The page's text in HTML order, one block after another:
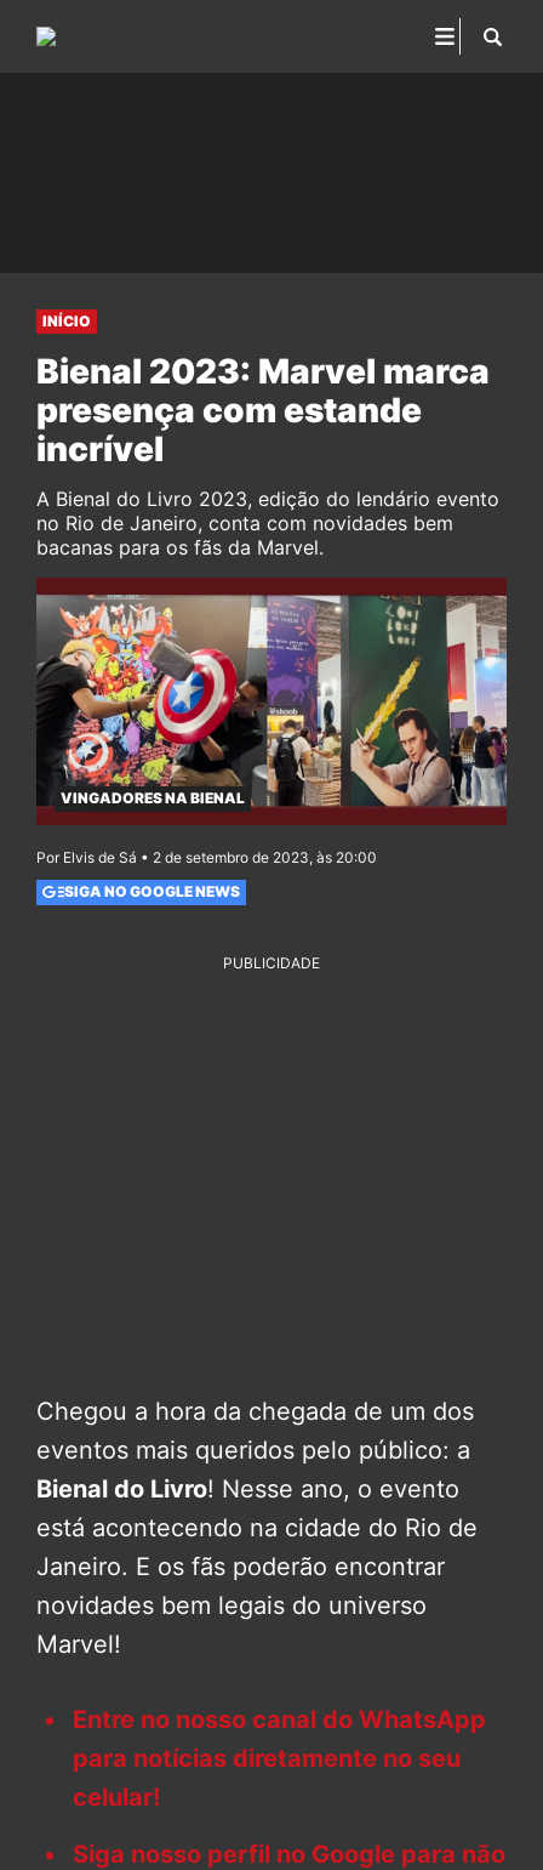
INÍCIO
Bienal 2023: Marvel marca
presença com estande
incrível
A Bienal do Livro 2023, edição do lendário evento
no Rio de Janeiro, conta com novidades bem
bacanas para os fãs da Marvel.
VINGADORES NA BIENAL
Por Elvis de Sá • 2 de setembro de 2023, às 20:00
SIGA NO GOOGLE NEWS
PUBLICIDADE
Chegou a hora da chegada de um dos
eventos mais queridos pelo público: a
Bienal do Livro! Nesse ano, o evento
está acontecendo na cidade do Rio de
Janeiro. E os fãs poderão encontrar
novidades bem legais do universo
Marvel!
Entre no nosso canal do WhatsApp
para notícias diretamente no seu
celular!
Siga nosso perfil no Google para não